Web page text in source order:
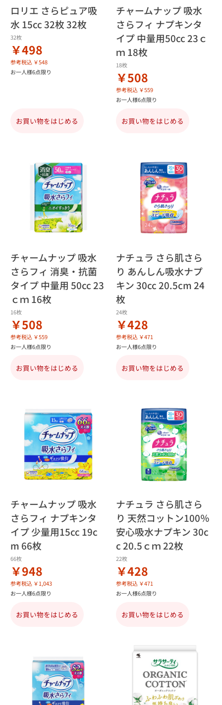
ロリエ さらピュア吸
水 15cc 32枚 32枚
32枚
￥498
参考税込 ￥548
お一人様6点限り
お買い物をはじめる
チャームナップ 吸水
さらフィ ナプキンタ
イプ 中量用50cc 23ｃ
ｍ 18枚
18枚
￥508
参考税込 ￥559
お一人様6点限り
お買い物をはじめる
チャームナップ 吸水
さらフィ 消臭・抗菌
タイプ 中量用 50cc 23
ｃｍ 16枚
16枚
￥508
参考税込 ￥559
お一人様6点限り
お買い物をはじめる
ナチュラ さら肌さら
り あんしん吸水ナプ
キン 30cc 20.5cm 24
枚
24枚
￥428
参考税込 ￥471
お一人様6点限り
お買い物をはじめる
チャームナップ 吸水
さらフィ ナプキンタ
イプ 少量用15cc 19c
m 66枚
66枚
￥948
参考税込 ￥1,043
お一人様6点限り
お買い物をはじめる
ナチュラ さら肌さら
り 天然コットン100％
安心吸水ナプキン 30c
c 20.5ｃｍ 22枚
22枚
￥428
参考税込 ￥471
お一人様6点限り
お買い物をはじめる